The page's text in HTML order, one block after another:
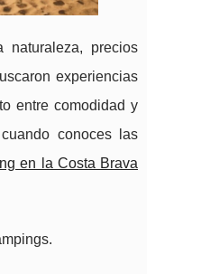
precios
experiencias
entre comodidad y
conoces las
en la Costa Brava